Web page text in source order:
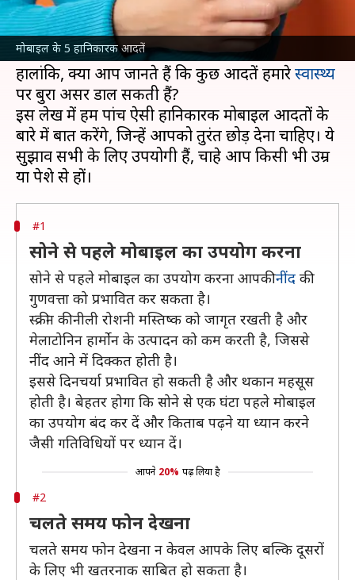
मोबाइल के 5 हानिकारक आदतें
आजकल मोबाइल फोन हमारे जीवन का अहम हिस्सा बन
गया है। चाहे काम हो या मनोरंजन, हम हर समय मोबाइल
पर निर्भर रहते हैं।
हालांकि, क्या आप जानते हैं कि कुछ आदतें हमारेस्वास्थ्य
पर बुरा असर डाल सकती हैं?
इस लेख में हम पांच ऐसी हानिकारक मोबाइल आदतों के
बारे में बात करेंगे, जिन्हें आपको तुरंत छोड़ देना चाहिए। ये
सुझाव सभी के लिए उपयोगी हैं, चाहे आप किसी भी उम्र
#1
सोने से पहले मोबाइल का उपयोग करना
सोने से पहले मोबाइल का उपयोग करना आपकीनींद की
गुणवत्ता को प्रभावित कर सकता है।
स्क्रीन की नीली रोशनी मस्तिष्क को जागृत रखती है और
मेलाटोनिन हार्मोन के उत्पादन को कम करती है, जिससे
नींद आने में दिक्कत होती है।
इससे दिनचर्या प्रभावित हो सकती है और थकान महसूस
होती है। बेहतर होगा कि सोने से एक घंटा पहले मोबाइल
का उपयोग बंद कर दें और किताब पढ़ने या ध्यान करने
जैसी गतिविधियों पर ध्यान दें।
आपने 20% पढ़ लिया है
#2
चलते समय फोन देखना
चलते समय फोन देखना न केवल आपके लिए बल्कि दूसरों
के लिए भी खतरनाक साबित हो सकता है।